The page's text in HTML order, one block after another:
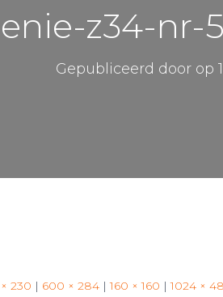
z34-nr-
Gepubliceerd door op
230 | 600 × 284 | 160 × 160 | 1024 ×